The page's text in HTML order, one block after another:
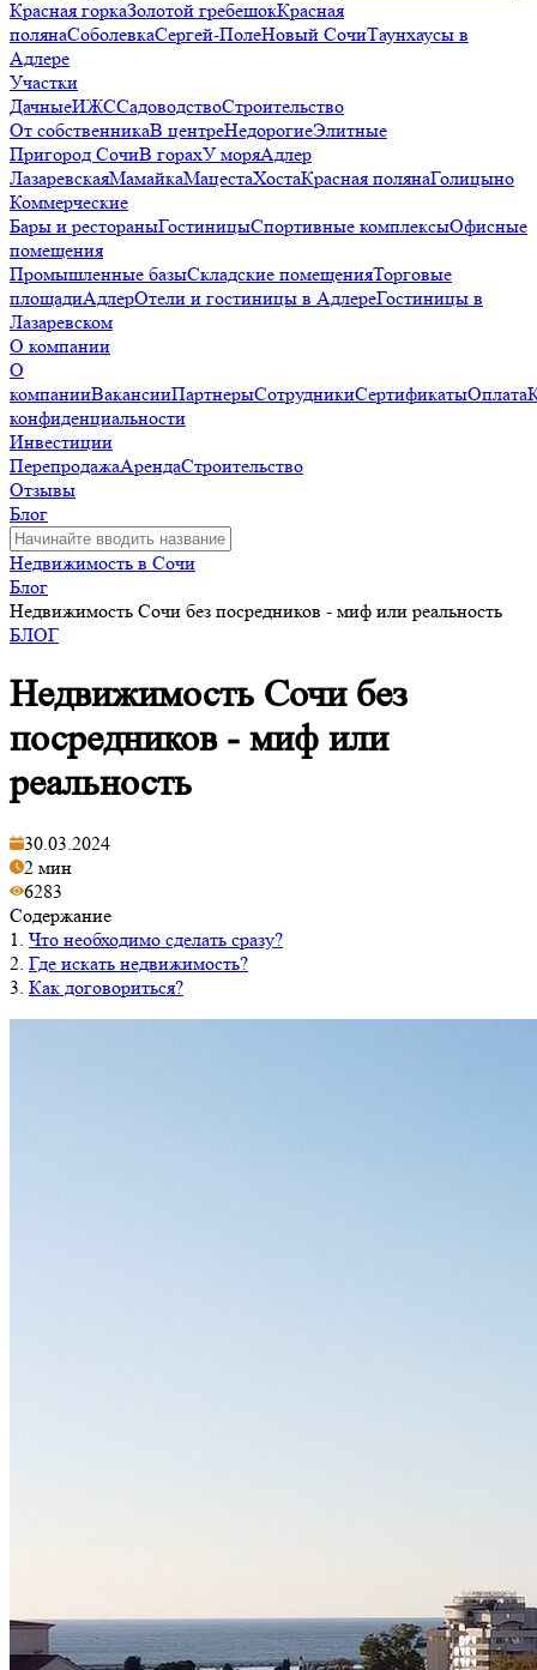
Красная горкаЗолотой гребешокКрасная
полянаСоболевкаСергей-ПолеНовый СочиТаунхаусы в
Адлере
Участки
ДачныеИЖССадоводствоСтроительство
От собственникаВ центреНедорогиеЭлитные
Пригород СочиВ горахУ моряАдлер
ЛазаревскаяМамайкаМацестаХостаКрасная полянаГолицыно
Коммерческие
Бары и рестораныГостиницыСпортивные комплексыОфисные
помещения
Промышленные базыСкладские помещенияТорговые
площадиАдлерОтели и гостиницы в АдлереГостиницы в
Лазаревском
О компании
О
компанииВакансииПартнерыСотрудникиСертификатыОплата
конфиденциальности
Инвестиции
ПерепродажаАрендаСтроительство
Отзывы
Блог
Недвижимость в Сочи
Блог
Недвижимость Сочи без посредников - миф или реальность
БЛОГ
Недвижимость Сочи без
посредников - миф или
реальность
30.03.2024
2 мин
6283
Содержание
1. Что необходимо сделать сразу?
2. Где искать недвижимость?
3. Как договориться?